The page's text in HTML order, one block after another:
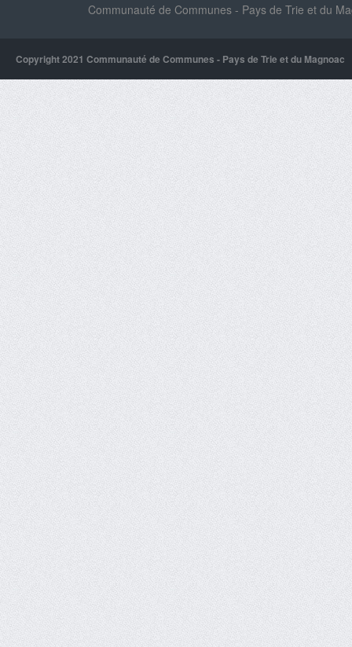
Communauté de Communes - Pays de Trie et du
Copyright 2021 Communauté de Communes - Pays de Trie et du Magnoac